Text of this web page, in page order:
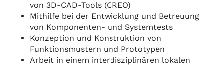
von 3D-CAD-Tools (CREO)
Mithilfe bei der Entwicklung und Betreuung
von Komponenten- und Systemtests
Konzeption und Konstruktion von
Funktionsmustern und Prototypen
Arbeit in einem interdisziplinären lokalen